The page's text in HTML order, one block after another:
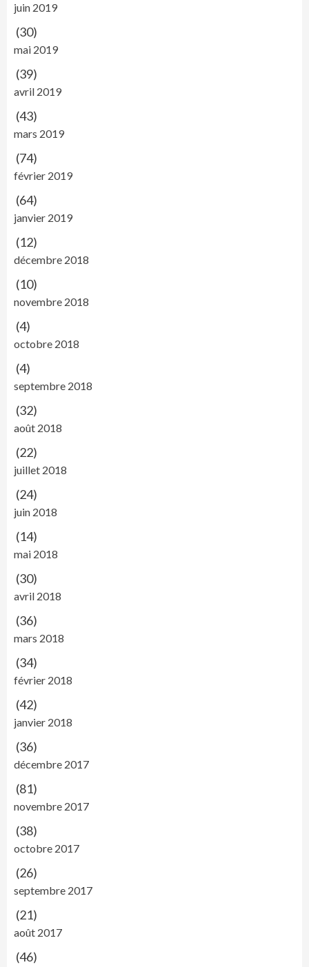
juin 2019
(30)
mai 2019
(39)
avril 2019
(43)
mars 2019
(74)
février 2019
(64)
janvier 2019
(12)
décembre 2018
(10)
novembre 2018
(4)
octobre 2018
(4)
septembre 2018
(32)
août 2018
(22)
juillet 2018
(24)
juin 2018
(14)
mai 2018
(30)
avril 2018
(36)
mars 2018
(34)
février 2018
(42)
janvier 2018
(36)
décembre 2017
(81)
novembre 2017
(38)
octobre 2017
(26)
septembre 2017
(21)
août 2017
(46)